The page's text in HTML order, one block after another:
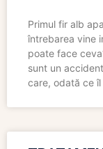
Primul fir alb
întrebarea vine
poate face
sunt un
care, odată ce